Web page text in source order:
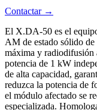
Contactar →
El X.DA-50 es el
AM de estado sólido
máxima y radiodifusión
potencia de 1 kW
de alta capacidad,
reduzca la potencia de
el módulo afectado se
especializada.